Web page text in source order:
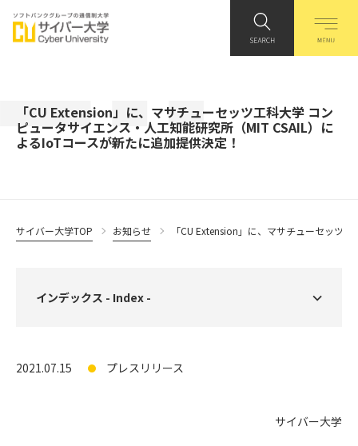
「CU Extension」に、マサチューセッツ工科大学 コン
ピュータサイエンス・人工知能研究所（MIT CSAIL）に
よるIoTコースが新たに追加提供決定！
サイバー大学TOP お知らせ 「CU Extension」に、マサチューセッツ
インデックス - Index -
2021.07.15 プレスリリース
サイバー大学